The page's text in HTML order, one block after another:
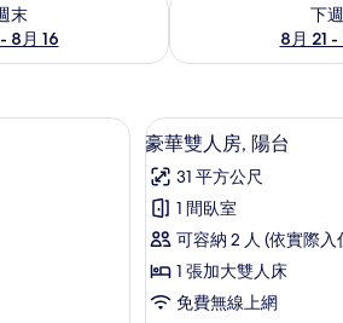
末
8月 16
下
8月 21
音、免費無線上網、床單
顯
示
豪
華
雙
人
7
豪華雙人房, 陽台
31 平方公尺
1 間臥室
可容納 2 人 (依實際
1 張加大雙人床
免費無線上網